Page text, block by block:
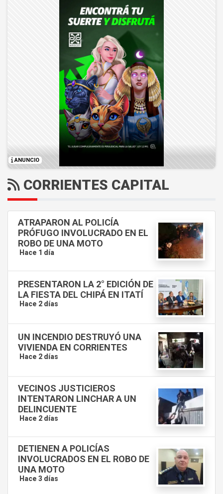
ANUNCIO
CORRIENTES CAPITAL
ATRAPARON AL POLICÍA
PRÓFUGO INVOLUCRADO EN EL
ROBO DE UNA MOTO
Hace 1 día
PRESENTARON LA 2° EDICIÓN DE
LA FIESTA DEL CHIPÁ EN ITATÍ
Hace 2 días
UN INCENDIO DESTRUYÓ UNA
VIVIENDA EN CORRIENTES
Hace 2 días
VECINOS JUSTICIEROS
INTENTARON LINCHAR A UN
DELINCUENTE
Hace 2 días
DETIENEN A POLICÍAS
INVOLUCRADOS EN EL ROBO DE
UNA MOTO
Hace 3 días